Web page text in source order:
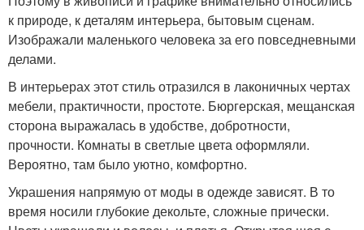
к природе, к деталям интерьера, бытовым сценам.
Изображали маленького человека за его повседневными
делами.
В интерьерах этот стиль отразился в лаконичных чертах
мебели, практичности, простоте. Бюргерская, мещанская
сторона выражалась в удобстве, добротности,
прочности. Комнаты в светлые цвета оформляли.
Вероятно, там было уютно, комфортно.
Украшения напрямую от моды в одежде зависят. В то
время носили глубокие декольте, сложные прически.